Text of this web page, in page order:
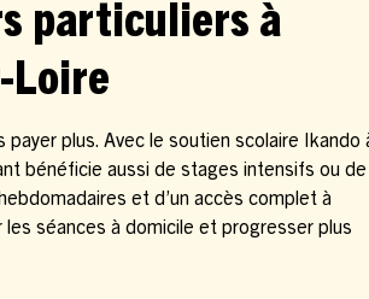
particuliers à
Loire
payer plus. Avec le soutien scolaire Ikando
bénéficie aussi de stages intensifs ou de
et d’un accès complet à
séances à domicile et progresser plus